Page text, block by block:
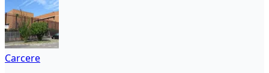
Carcere